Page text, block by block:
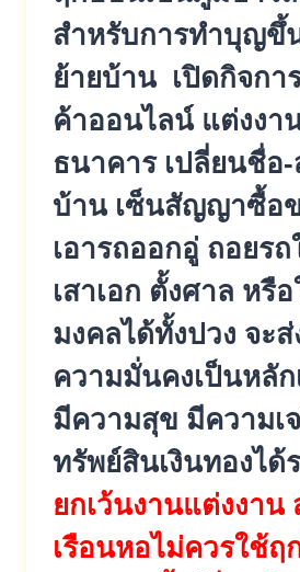
สำหรับการทำบุญขึ้
ย้ายบ้าน เปิดกิจกา
ค้าออนไลน์ แต่งงา
ธนาคาร เปลี่ยนชื่อ
บ้าน เซ็นสัญญาซื้อ
เอารถออกอู่ ถอยร
เสาเอก ตั้งศาล หรื
มงคลได้ทั้งปวง จะส่
ความมั่นคงเป็นหลัก
มีความสุข มีความเ
ทรัพย์สินเงินทองได้
ยกเว้นงานแต่งงาน
เรือนหอไม่ควรใช้